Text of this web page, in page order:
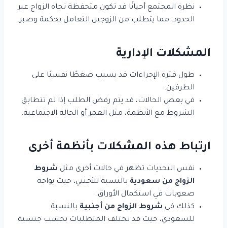
نظرة المجتمع أحيانًا قد تكون متحفظة تجاه الزواج عبر
الحدود، مما يتطلب من الزوجين التعامل بحكمة وصبر.
المشكلات الإدارية
طول فترة الإجراءات قد يسبب ضغطًا نفسيًا على
الطرفين.
في بعض الحالات، قد يتم رفض الطلب إذا لم تتطابق
الشروط مع الأنظمة، مثل العمر أو الحالة الاجتماعية.
ارتباط هذه المشكلات بأنظمة أخرى
نفس التحديات تظهر في حالات أخرى مثل شروط
الزواج من سعودية بالنسبة للأجنبي، حيث يواجه
صعوبات في استكمال الأوراق.
كذلك في شروط الزواج من أجنبية بالنسبة
للسعودي، حيث قد تختلف المتطلبات بحسب جنسية